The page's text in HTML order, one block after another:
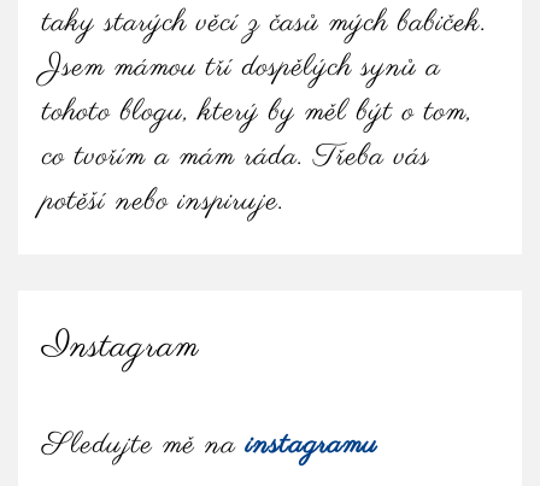
taky starých věcí z časů mých babiček.
Jsem mámou tří dospělých synů a
tohoto blogu, který by měl být o tom,
co tvořím a mám ráda. Třeba vás
potěší nebo inspiruje.
Instagram
Sledujte mě nainstagramu